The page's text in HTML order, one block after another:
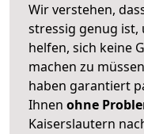
Wir verstehen,
stressig genug ist,
helfen, sich keine
machen zu
haben garantiert
Ihnen ohne
Kaiserslautern